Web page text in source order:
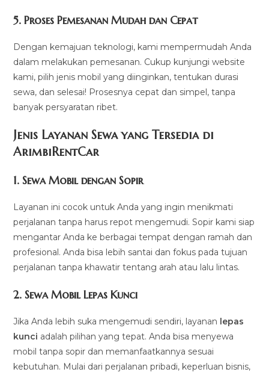
5.Proses Pemesanan Mudah dan Cepat
Dengan kemajuan teknologi, kami mempermudah Anda
dalam melakukan pemesanan. Cukup kunjungi website
kami, pilih jenis mobil yang diinginkan, tentukan durasi
sewa, dan selesai! Prosesnya cepat dan simpel, tanpa
banyak persyaratan ribet.
Jenis Layanan Sewa yang Tersedia di
ArimbiRentCar
1.Sewa Mobil dengan Sopir
Layanan ini cocok untuk Anda yang ingin menikmati
perjalanan tanpa harus repot mengemudi. Sopir kami siap
mengantar Anda ke berbagai tempat dengan ramah dan
profesional. Anda bisa lebih santai dan fokus pada tujuan
perjalanan tanpa khawatir tentang arah atau lalu lintas.
2.Sewa Mobil Lepas Kunci
Jika Anda lebih suka mengemudi sendiri, layanan lepas
kunci adalah pilihan yang tepat. Anda bisa menyewa
mobil tanpa sopir dan memanfaatkannya sesuai
kebutuhan. Mulai dari perjalanan pribadi, keperluan bisnis,